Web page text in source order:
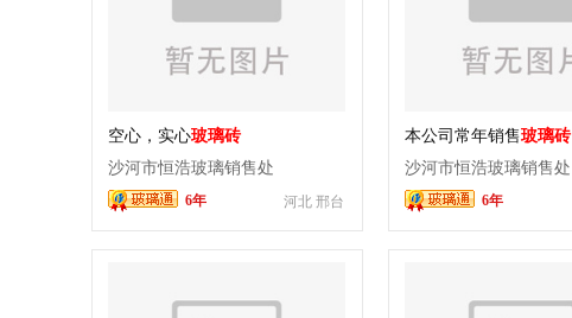
空心，实心玻璃砖
沙河市恒浩玻璃销售处
河北 邢台
6年
本公司常年销售玻璃砖
沙河市恒浩玻璃销售处
6年